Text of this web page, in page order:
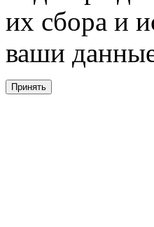
их сбора и
ваши
Принять